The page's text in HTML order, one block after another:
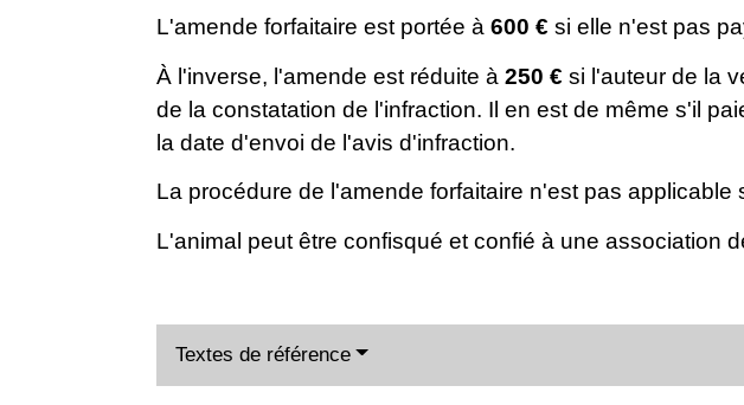
L'amende forfaitaire est portée à 600 € si elle n'est pas
À l'inverse, l'amende est réduite à 250 € si l'auteur de la
de la constatation de l'infraction. Il en est de même s'il
la date d'envoi de l'avis d'infraction.
La procédure de l'amende forfaitaire n'est pas
L'animal peut être confisqué et confié à une association
Textes de référence